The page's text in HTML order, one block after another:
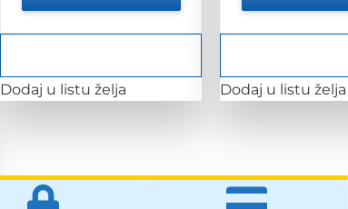
Dodaj u listu želja Dodaj u listu želja